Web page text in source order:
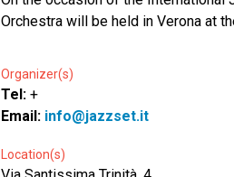
Orchestra will be held in Verona at
Organizer(s)
Tel: +
Email: info@jazzset.it
Location(s)